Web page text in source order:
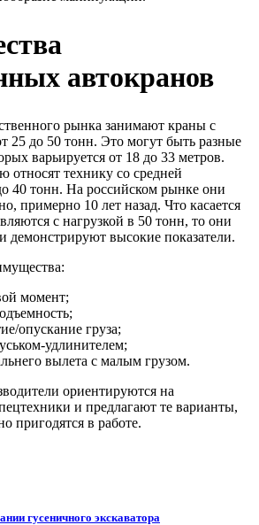
автокранов
рынка занимают краны с
25 до 50 тонн. Это могут быть разные
варьируется от 18 до 33 метров.
относят технику со средней
40 тонн. На российском рынке они
примерно 10 лет назад. Что касается
с нагрузкой в 50 тонн, то они
демонстрируют высокие показатели.
момент;
опускание груза;
удлинителем;
вылета с малым грузом.
ориентируются на
и предлагают те варианты,
пригодятся в работе.
гусеничного экскаватора